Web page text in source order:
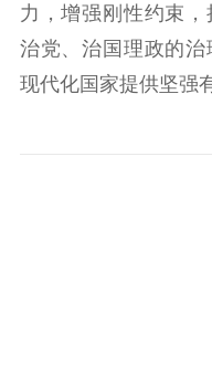
力，增强刚性约束
治党、治国理政的
现代化国家提供坚强